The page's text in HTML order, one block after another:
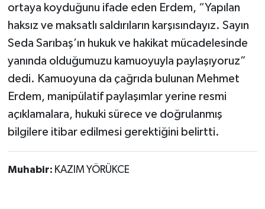
ortaya koyduğunu ifade eden Erdem, “Yapılan
haksız ve maksatlı saldırıların karşısındayız. Sayın
Seda Sarıbaş’ın hukuk ve hakikat mücadelesinde
yanında olduğumuzu kamuoyuyla paylaşıyoruz”
dedi. Kamuoyuna da çağrıda bulunan Mehmet
Erdem, manipülatif paylaşımlar yerine resmi
açıklamalara, hukuki sürece ve doğrulanmış
bilgilere itibar edilmesi gerektiğini belirtti.
Muhabir: KAZIM YÖRÜKCE